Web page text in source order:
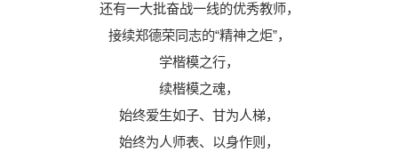
还有一大批奋战一线的优秀教师，
接续郑德荣同志的“精神之炬”，
学楷模之行，
续楷模之魂，
始终爱生如子、甘为人梯，
始终为人师表、以身作则，